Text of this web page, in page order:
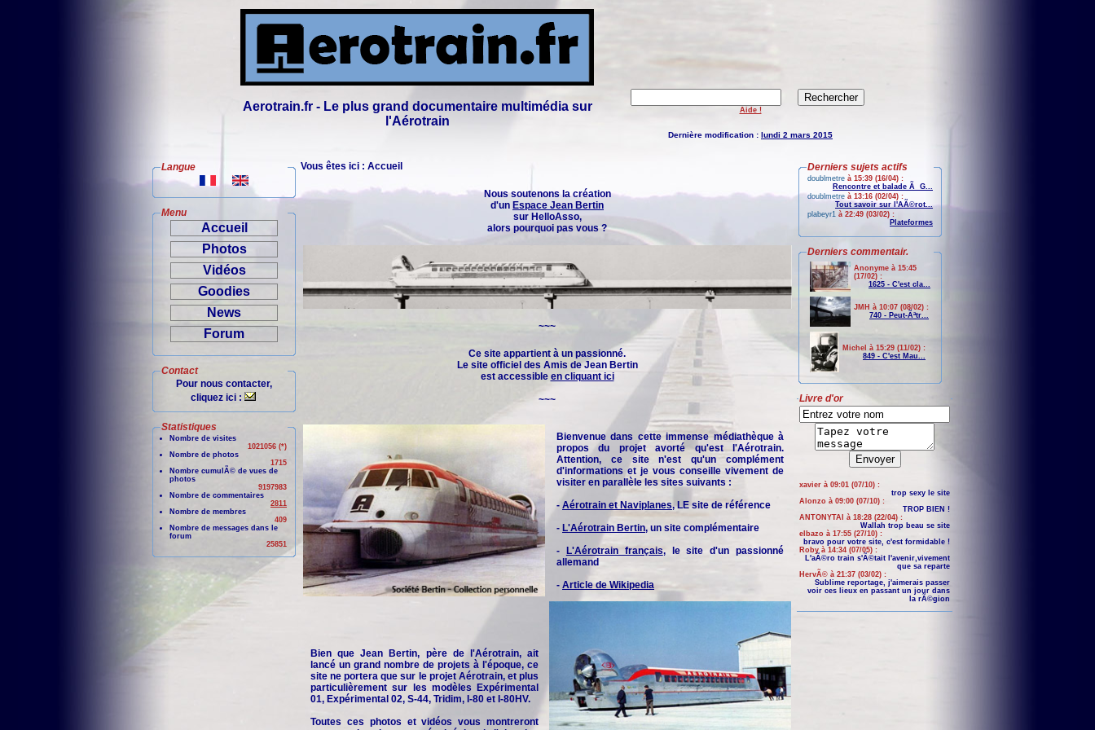
Aerotrain.fr - Le plus grand documentaire multimédia sur
l'Aérotrain
Aide !
Dernière modification : lundi 2 mars 2015
Langue
Menu
Accueil
Photos
Vidéos
Goodies
News
Forum
Contact
Pour nous contacter,
cliquez ici :
Statistiques
Nombre de visites
1021056 (*)
Nombre de photos
1715
Nombre cumulÃ© de vues de
photos
9197983
Nombre de commentaires
2811
Nombre de membres
409
Nombre de messages dans le
forum
25851
Vous êtes ici : Accueil
Nous soutenons la création
d'un Espace Jean Bertin
sur HelloAsso,
alors pourquoi pas vous ?
~~~
Ce site appartient à un passionné.
Le site officiel des Amis de Jean Bertin
est accessible en cliquant ici
~~~
Bienvenue dans cette immense médiathèque à
propos du projet avorté qu'est l'Aérotrain.
Attention, ce site n'est qu'un complément
d'informations et je vous conseille vivement de
visiter en parallèle les sites suivants :
- Aérotrain et Naviplanes, LE site de référence
- L'Aérotrain Bertin, un site complémentaire
-
L'Aérotrain français, le site d'un passionné
allemand
- Article de Wikipedia
Bien que Jean Bertin, père de l'Aérotrain, ait
lancé un grand nombre de projets à l'époque, ce
site ne portera que sur le projet Aérotrain, et plus
particulièrement sur les modèles Expérimental
01, Expérimental 02, S-44, Tridim, I-80 et I-80HV.
Toutes ces photos et vidéos vous montreront
Derniers sujets actifs
doublmetre à 15:39 (16/04) :
Rencontre et balade Ã G...
doublmetre à 13:16 (02/04) :
Tout savoir sur l'AÃ©rot...
plabeyr1 à 22:49 (03/02) :
Plateformes
Derniers commentair.
Anonyme à 15:45
(17/02) :
1625 - C'est cla...
JMH à 10:07 (08/02) :
740 - Peut-Ãªtr...
Michel à 15:29 (11/02) :
849 - C'est Mau...
Livre d'or
xavier à 09:01 (07/10) :
trop sexy le site
Alonzo à 09:00 (07/10) :
TROP BIEN !
ANTONYTAI à 18:28 (22/04) :
Wallah trop beau se site
elbazo à 17:55 (27/10) :
bravo pour votre site, c'est formidable !
Roby à 14:34 (07/05) :
L'aÃ©ro train s'Ã©tait l'avenir,vivement
que sa reparte
HervÃ© à 21:37 (03/02) :
Sublime reportage, j'aimerais passer
voir ces lieux en passant un jour dans
la rÃ©gion